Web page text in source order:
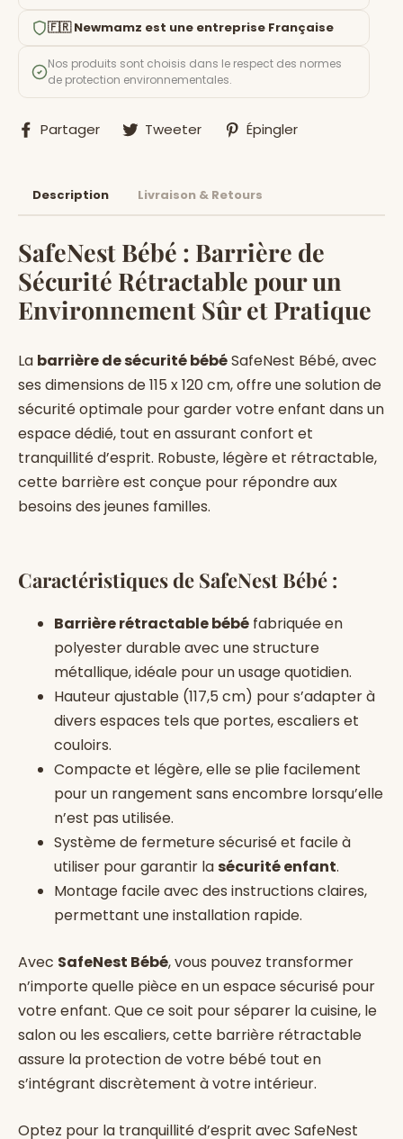
🇫🇷 Newmamz est une entreprise Française
Nos produits sont choisis dans le respect des normes
de protection environnementales.
Partager
Partager
sur
Tweeter
Tweeter
sur
Épingler
Description Livraison & Retours
SafeNest Bébé : Barrière de
Sécurité Rétractable pour un
Environnement Sûr et Pratique
La barrière de sécurité bébéSafeNest Bébé, avec
ses dimensions de 115 x 120 cm, offre une solution de
sécurité optimale pour garder votre enfant dans un
espace dédié, tout en assurant confort et
tranquillité d’esprit. Robuste, légère et rétractable,
cette barrière est conçue pour répondre aux
besoins des jeunes familles.
Caractéristiques de SafeNest Bébé :
Barrière rétractable bébé fabriquée en
polyester durable avec une structure
métallique, idéale pour un usage quotidien.
Hauteur ajustable (117,5 cm) pour s’adapter à
divers espaces tels que portes, escaliers et
couloirs.
Compacte et légère, elle se plie facilement
pour un rangement sans encombre lorsqu’elle
n’est pas utilisée.
Système de fermeture sécurisé et facile à
utiliser pour garantir lasécurité enfant.
Montage facile avec des instructions claires,
permettant une installation rapide.
Avec SafeNest Bébé, vous pouvez transformer
n’importe quelle pièce en un espace sécurisé pour
votre enfant. Que ce soit pour séparer la cuisine, le
salon ou les escaliers, cette barrière rétractable
assure la protection de votre bébé tout en
s’intégrant discrètement à votre intérieur.
Optez pour la tranquillité d’esprit avec SafeNest